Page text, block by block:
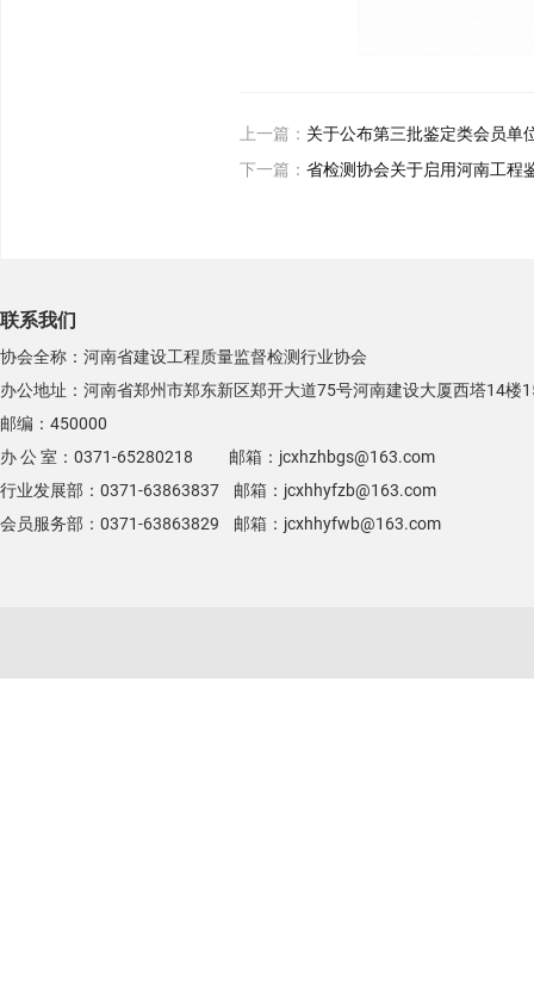
上一篇： 关于公布第三批鉴定类会员单
下一篇： 省检测协会关于启用河南工程
联系我们
协会全称：河南省建设工程质量监督检测行业协会
办公地址：河南省郑州市郑东新区郑开大道75号河南建设大厦西塔14楼
邮编：450000
办 公 室：0371-65280218 邮箱：jcxhzhbgs@163.com
行业发展部：0371-63863837 邮箱：jcxhhyfzb@163.com
会员服务部：0371-63863829 邮箱：jcxhhyfwb@163.com